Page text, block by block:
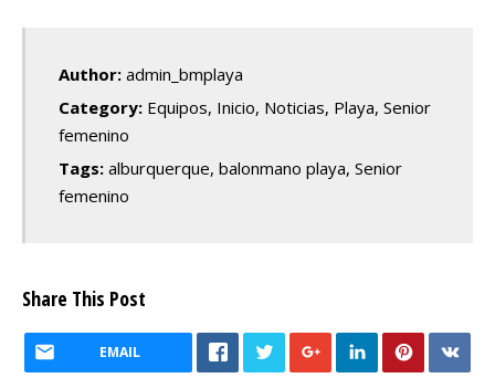
Author: admin_bmplaya
Category: Equipos, Inicio, Noticias, Playa, Senior
femenino
Tags: alburquerque, balonmano playa, Senior
femenino
Share This Post
EMAIL